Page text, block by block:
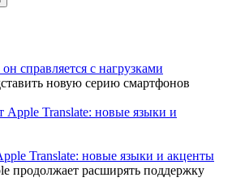
справляется с нагрузками
новую серию смартфонов
Translate: новые языки и акценты
продолжает расширять поддержку